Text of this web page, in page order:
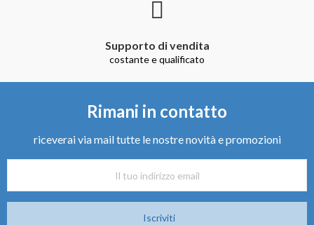
Supporto di vendita
costante e qualificato
Rimani in contatto
riceverai via mail tutte le nostre novità e promozioni
Iscriviti